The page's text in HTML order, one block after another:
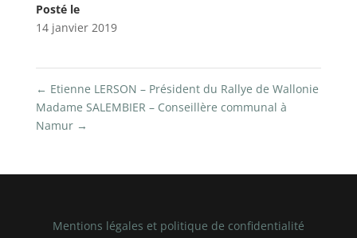
Posté le
14 janvier 2019
← Etienne LERSON – Président du Rallye de Wallonie
Madame SALEMBIER – Conseillère communal à
Namur →
Mentions légales et politique de confidentialité